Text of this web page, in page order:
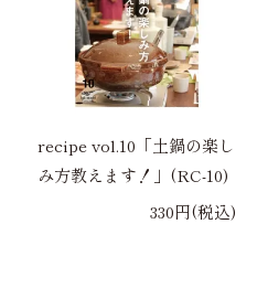
recipe vol.10「土鍋の楽し
み方教えます！」(RC-10)
330円(税込)